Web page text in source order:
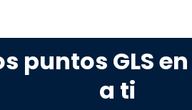
puntos GLS
a ti